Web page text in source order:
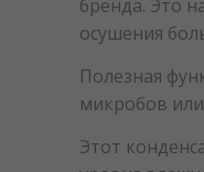
бренда. Это
осушения
Полезная
микробов
Этот